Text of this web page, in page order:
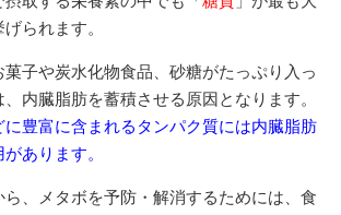
られます。
子や炭水化物食品、砂糖がたっぷり入っ
内臓脂肪を蓄積させる原因となります。
に豊富に含まれるタンパク質には内臓脂肪
あります。
ら、メタボを予防・解消するためには、食